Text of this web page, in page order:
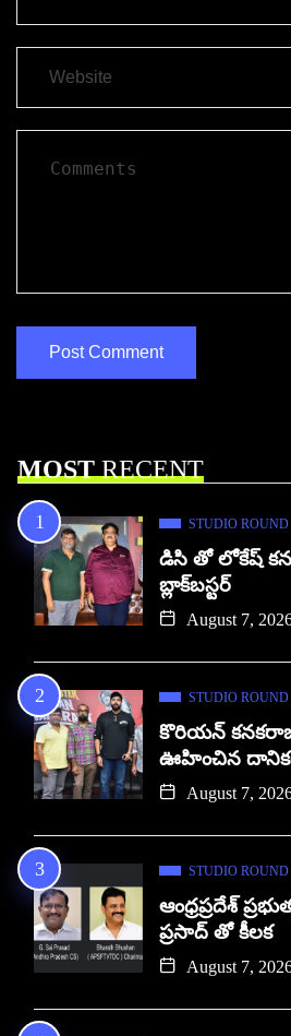
MOSTRECENT
STUDIO ROUND
డిసి తో లోకేష్
బ్లాక్‌బస్టర్
August 7,
STUDIO ROUND
కొరియన్
ఊహించిన
August 7,
STUDIO ROUND
ఆంధ్రప్రదేశ్
ప్రసాద్ తో కీలక
August 7,